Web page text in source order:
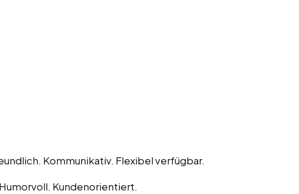
Kommunikativ. Flexibel verfügbar.
Kundenorientiert.